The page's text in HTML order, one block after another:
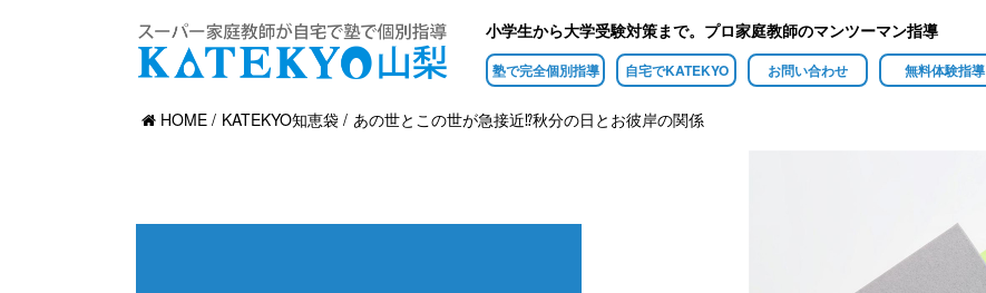
小学生から大学受験対策まで。プロ家庭教師のマンツーマン指導
塾で完全個別指導 自宅でKATEKYO お問い合わせ 無料体験指導
HOME
KATEKYO知恵袋 あの世とこの世が急接近⁉秋分の日とお彼岸の関係